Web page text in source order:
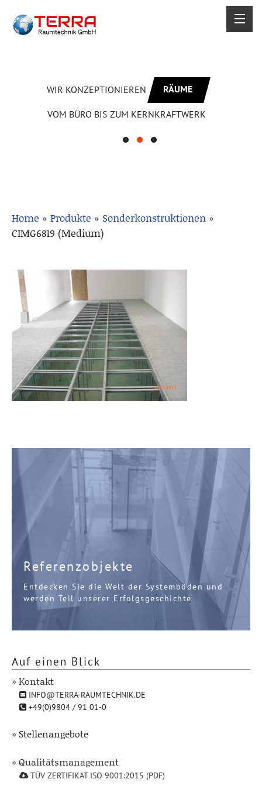
WIR KONZEPTIONIEREN RÄUME
VOM BÜRO BIS ZUM KERNKRAFTWERK
Home » Produkte » Sonderkonstruktionen »
CIMG6819 (Medium)
Referenzobjekte
Entdecken Sie die Welt der Systemböden und
werden Teil unserer Erfolgsgeschichte
Auf einen Blick
» Kontakt
INFO@TERRA-RAUMTECHNIK.DE
+49(0)9804 / 91 01-0
» Stellenangebote
» Qualitätsmanagement
TÜV ZERTIFIKAT ISO 9001:2015 (PDF)